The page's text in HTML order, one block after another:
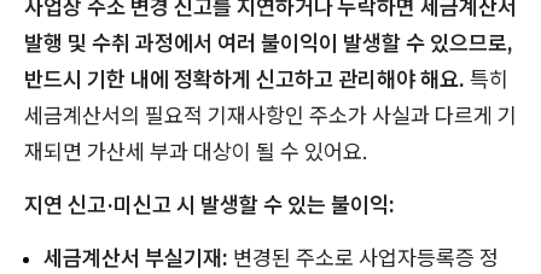
사업장 주소 변경 신고를 지연하거나 누락하면 세금계산서
발행 및 수취 과정에서 여러 불이익이 발생할 수 있으므로,
반드시 기한 내에 정확하게 신고하고 관리해야 해요. 특히
세금계산서의 필요적 기재사항인 주소가 사실과 다르게 기
재되면 가산세 부과 대상이 될 수 있어요.
지연 신고·미신고 시 발생할 수 있는 불이익:
세금계산서 부실기재: 변경된 주소로 사업자등록증 정